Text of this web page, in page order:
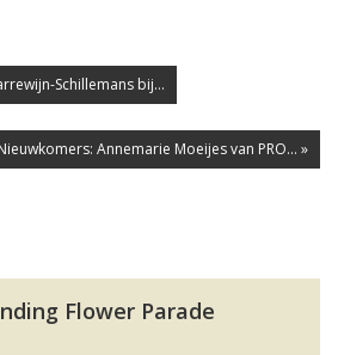
Schillemans bij...
Annemarie Moeijes van PRO... »
Flower Parade